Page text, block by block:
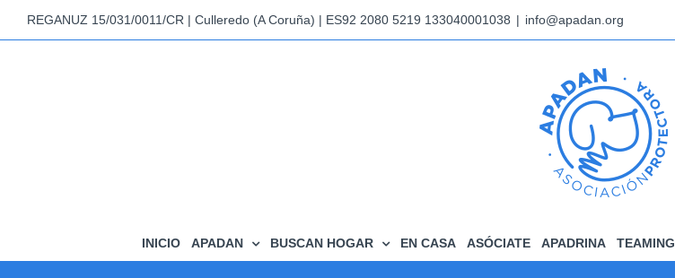
REGANUZ 15/031/0011/CR | Culleredo (A Coruña) | ES92 2080 5219 133040001038 | info@apadan.org
INICIO APADAN BUSCAN HOGAR EN CASA ASÓCIATE APADRINA TEAMING